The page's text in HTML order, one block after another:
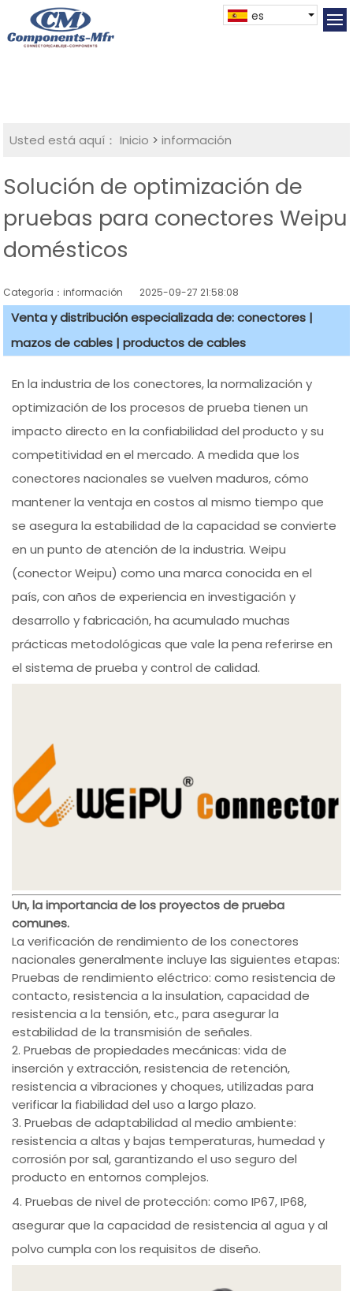
es
Usted está aquí： Inicio >información
Solución de optimización de
pruebas para conectores Weipu
domésticos
Categoría：información 2025-09-27 21:58:08
Venta y distribución especializada de: conectores |
mazos de cables | productos de cables
En la industria de los conectores, la normalización y
optimización de los procesos de prueba tienen un
impacto directo en la confiabilidad del producto y su
competitividad en el mercado. A medida que los
conectores nacionales se vuelven maduros, cómo
mantener la ventaja en costos al mismo tiempo que
se asegura la estabilidad de la capacidad se convierte
en un punto de atención de la industria. Weipu
(conector Weipu) como una marca conocida en el
país, con años de experiencia en investigación y
desarrollo y fabricación, ha acumulado muchas
prácticas metodológicas que vale la pena referirse en
el sistema de prueba y control de calidad.
Un, la importancia de los proyectos de prueba
comunes.
La verificación de rendimiento de los conectores
nacionales generalmente incluye las siguientes etapas:
Pruebas de rendimiento eléctrico: como resistencia de
contacto, resistencia a la insulation, capacidad de
resistencia a la tensión, etc., para asegurar la
estabilidad de la transmisión de señales.
2. Pruebas de propiedades mecánicas: vida de
inserción y extracción, resistencia de retención,
resistencia a vibraciones y choques, utilizadas para
verificar la fiabilidad del uso a largo plazo.
3. Pruebas de adaptabilidad al medio ambiente:
resistencia a altas y bajas temperaturas, humedad y
corrosión por sal, garantizando el uso seguro del
producto en entornos complejos.
4. Pruebas de nivel de protección: como IP67, IP68,
asegurar que la capacidad de resistencia al agua y al
polvo cumpla con los requisitos de diseño.